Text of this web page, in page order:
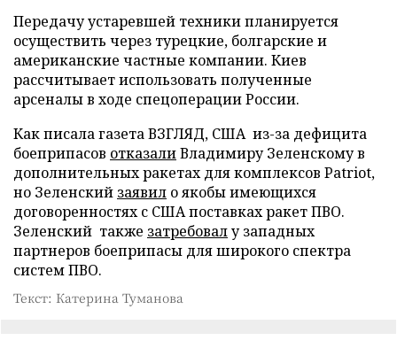
Передачу устаревшей техники планируется
осуществить через турецкие, болгарские и
американские частные компании. Киев
рассчитывает использовать полученные
арсеналы в ходе спецоперации России.
Как писала газета ВЗГЛЯД, США из-за дефицита
боеприпасов отказалиВладимиру Зеленскому в
дополнительных ракетах для комплексов Patriot,
но Зеленский заявил о якобы имеющихся
договоренностях с США поставках ракет ПВО.
Зеленский также затребовалу западных
партнеров боеприпасы для широкого спектра
систем ПВО.
Текст: Катерина Туманова